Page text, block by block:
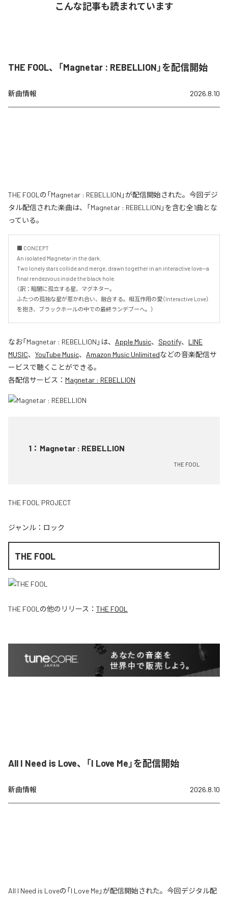
こんな記事も読まれています
THE FOOL、「Magnetar : REBELLION」を配信開始
新曲情報 2026.8.10
THE FOOLの「Magnetar : REBELLION」が配信開始された。今回デジ
タル配信された楽曲は、「Magnetar : REBELLION」を含む全1曲とな
っている。
■ CONCEPT
An isolated Magnetar in the dark.
Two lonely stars collide and merge, drawn together in an interactive love—a
final rendezvous inside the black hole.
（訳：暗闇に孤立する星、マグネター。
ふたつの孤独な星が惹かれ合い、融合する。相互作用の愛（Interactive Love）
を抱き、ブラックホールの中での最終ランデブーへ。）
なお「Magnetar : REBELLION 」は、 Apple Music、 Spotify、 LINE
MUSIC、 YouTube Music、 Amazon Music Unlimitedなどの音楽配信サ
ービスで聴くことができる。
各配信サービス： Magnetar : REBELLION
1 ： Magnetar : REBELLION
THE FOOL
THE FOOL PROJECT
ジャンル： ロック
THE FOOL
THE FOOL の他のリリース： THE FOOL
All I Need is Love、「I Love Me」を配信開始
新曲情報 2026.8.10
All I Need is Loveの「I Love Me」が配信開始された。今回デジタル配